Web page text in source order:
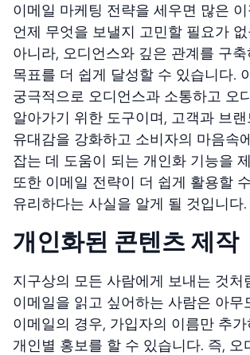
이메일 마케팅 전략을 세우면 많은
언제 무엇을 보낼지 고민할 필요가
아니라, 오디언스와 깊은 관계를 구
목표를 더 쉽게 달성할 수 있습니다.
궁극적으로 오디언스과 소통하고 오
알아가기 위한 도구이며, 고객과 브랜
유대감을 강화하고 소비자의 마음속
잡는 데 도움이 되는 개인화 기능을
또한 이메일 전략이 더 쉽게 활용할
유리하다는 사실을 알게 될 것입니다.
개인화된 콘텐츠 제작
지구상의 모든 사람에게 보내는 것처
이메일을 읽고 싶어하는 사람은 아무
이메일의 경우, 가입자의 이름만 추
개인별 홍보를 할 수 있습니다. 즉, 오